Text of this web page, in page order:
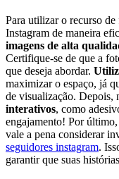
Para utilizar o recurso de
Instagram de maneira
imagens de alta
Certifique-se de que a
que⁤ deseja abordar.
maximizar o espaço,⁢ já
de ⁣visualização. Depois,
interativos, ⁤como
engajamento! Por
vale a pena considerar
seguidores instagram.
garantir que suas